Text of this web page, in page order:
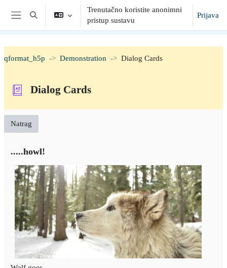
Preskoči na sadržaj
Bočni panel
Toggle search input
Trenutačno koristite anonimni
pristup sustavu
Prijava
qformat_h5p Demonstration Dialog Cards
Dialog Cards
Natrag
.....howl!